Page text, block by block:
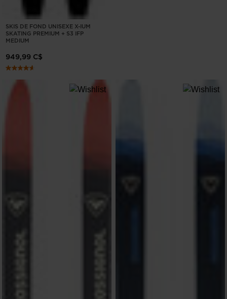
SKIS DE FOND UNISEXE X-IUM
SKATING PREMIUM + S3 IFP
MEDIUM
949,99 C$